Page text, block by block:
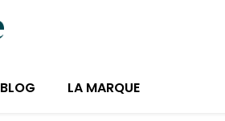
BLOG LA MARQUE